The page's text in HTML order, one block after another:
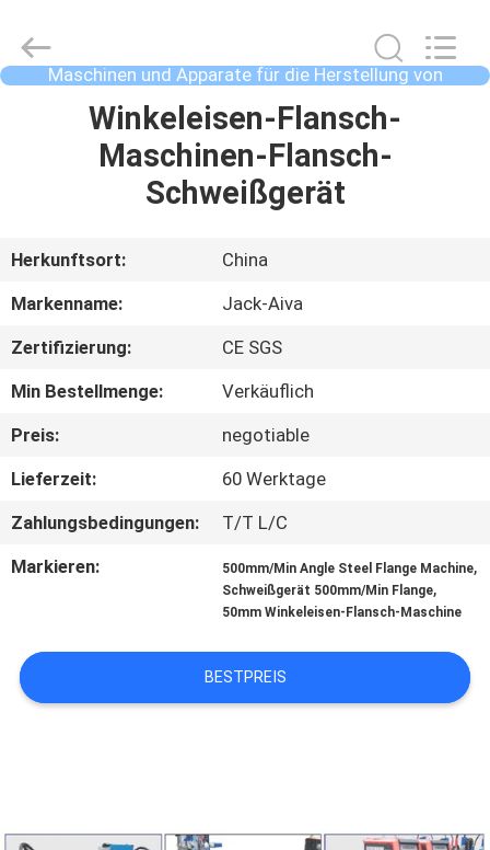
ÜBER
UNS
WERKSBESICHTIGUNG
QUALITÄTSKONTROLLE
KONTAKT
MIT
NEUIGKEITEN
ANGEBOT
MACHINERY
LTD.
All
Maschinen und Apparate für die Herstellung von
Schraubmaschinen
Winkeleisen-Flansch-
Maschinen-Flansch-
Schweißgerät
Herkunftsort:
China
Markenname:
Jack-Aiva
Zertifizierung:
CE SGS
Min Bestellmenge:
Verkäuflich
Preis:
negotiable
Lieferzeit:
60 Werktage
Zahlungsbedingungen:
T/T L/C
Markieren:
500mm/Min Angle Steel Flange Machine,
Schweißgerät 500mm/Min Flange,
50mm Winkeleisen-Flansch-Maschine
BESTPREIS